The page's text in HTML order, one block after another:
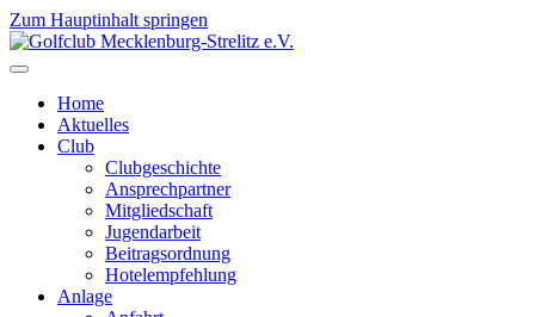
Zum Hauptinhalt springen
Home
Aktuelles
Club
Clubgeschichte
Ansprechpartner
Mitgliedschaft
Jugendarbeit
Beitragsordnung
Hotelempfehlung
Anlage